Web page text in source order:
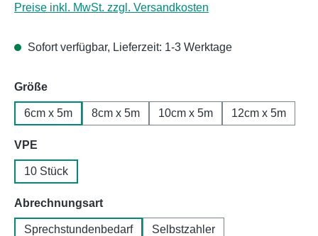
Preise inkl. MwSt. zzgl. Versandkosten
Sofort verfügbar, Lieferzeit: 1-3 Werktage
Größeauswählen
6cm x 5m 8cm x 5m 10cm x 5m 12cm x 5m
VPE
10 Stück
Abrechnungsartauswählen
Sprechstundenbedarf Selbstzahler